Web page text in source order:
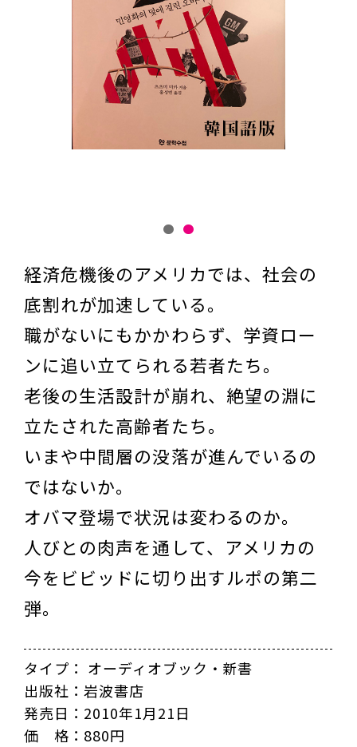
経済危機後のアメリカでは、社会の
底割れが加速している。
職がないにもかかわらず、学資ロー
ンに追い立てられる若者たち。
老後の生活設計が崩れ、絶望の淵に
立たされた高齢者たち。
いまや中間層の没落が進んでいるの
ではないか。
オバマ登場で状況は変わるのか。
人びとの肉声を通して、アメリカの
今をビビッドに切り出すルポの第二
弾。
タイプ： オーディオブック・新書
出版社：岩波書店
発売日：2010年1月21日
価 格：880円